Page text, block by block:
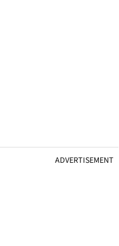
ADVERTISEMENT